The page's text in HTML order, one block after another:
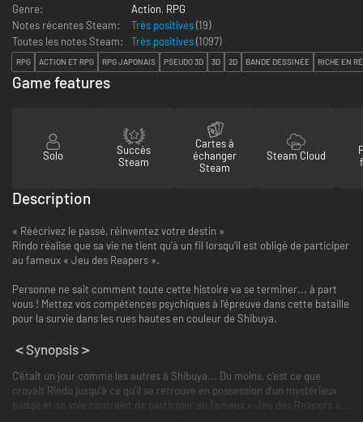
Genre:
Action, RPG
Notes récentes Steam:
Très positives(19)
Toutes les notes Steam:
Très positives(1097)
RPG ACTION ET RPG RPG JAPONAIS PSEUDO 3D 3D 2D BANDE DESSINÉE RICHE EN
Game features
Solo
Succès
Steam
Cartes à
échanger
Steam
Steam Cloud
Description
« Réécrivez le passé, réinventez votre destin »
Rindo réalise que sa vie ne tient qu'à un fil lorsqu'il est obligé de participer
au fameux « Jeu des Reapers ».
Personne ne sait comment toute cette histoire va se terminer... à part
vous ! Mettez vos compétences psychiques à l'épreuve dans cette bataille
pour la survie dans les rues hautes en couleur de Shibuya.
＜Synopsis＞
C'était un jour comme les autres à Shibuya... Du moins, c'est ce que
croyait Rindo jusqu'à ce qu'il se retrouve en possession d'un mystérieux
badge et se voie contraint de participer au fameux « Jeu des Reapers »...